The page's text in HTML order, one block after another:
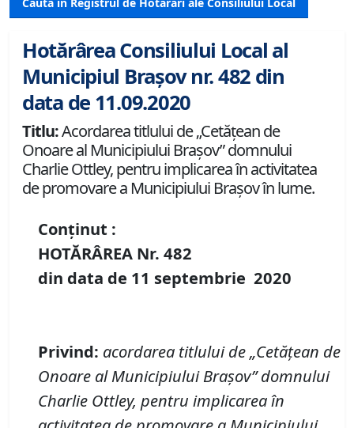
Hotărârea Consiliului Local al
Municipiul Brașov nr. 482 din
data de 11.09.2020
Titlu:Acordarea titlului de „Cetăţean de
Onoare al Municipiului Braşov” domnului
Charlie Ottley, pentru implicarea în activitatea
de promovare a Municipiului Brașov în lume.
Conținut :
HOTĂRÂREA Nr. 482
din data de 11 septembrie 2020
Privind: acordarea titlului de „Cetăţean de
Onoare al Municipiului Braşov” domnului
Charlie Ottley, pentru implicarea în